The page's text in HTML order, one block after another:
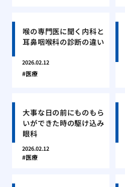
喉の専門医に聞く内科と
耳鼻咽喉科の診断の違い
2026.02.12
医療
大事な日の前にものもら
いができた時の駆け込み
眼科
2026.02.12
医療